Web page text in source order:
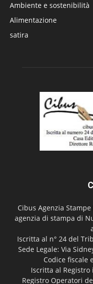
Ambiente e sostenibilità
Alimentazione
satira
Cibus Agenzia
agenzia di stampa di
Iscritta al n° 24 del
Sede Legale: Via
Codice fiscale
Iscritta al Registro
Registro Operatori